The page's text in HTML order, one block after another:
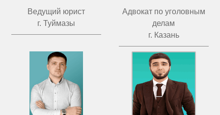
Ведущий юрист
г. Туймазы
Адвокат по уголовным
делам
г. Казань